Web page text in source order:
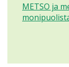
METSO ja